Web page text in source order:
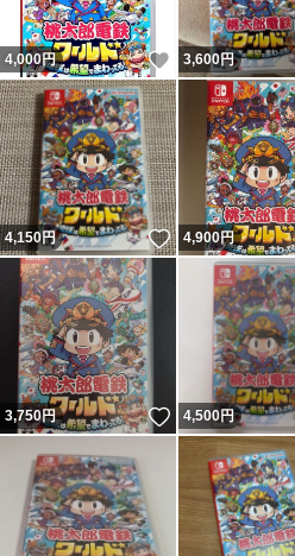
4,000円 いいね！
3,600円
4,150円 いいね！
4,900円
3,750円 いいね！
4,500円